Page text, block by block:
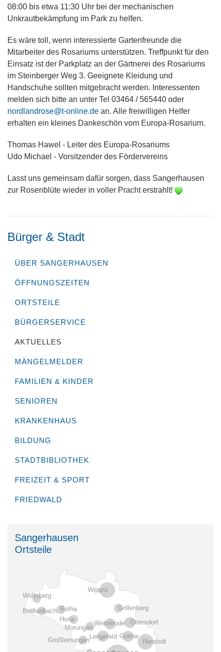
08:00 bis etwa 11:30 Uhr bei der mechanischen
Unkrautbekämpfung im Park zu helfen.
Es wäre toll, wenn interessierte Gartenfreunde die
Mitarbeiter des Rosariums unterstützen. Treffpunkt für den
Einsatz ist der Parkplatz an der Gärtnerei des Rosariums
im Steinberger Weg 3. Geeignete Kleidung und
Handschuhe sollten mitgebracht werden. Interessenten
melden sich bitte an unter Tel 03464 / 565440 oder
nordlandrose@t-online.de an. Alle freiwilligen Helfer
erhalten ein kleines Dankeschön vom Europa-Rosarium.
Thomas Hawel - Leiter des Europa-Rosariums
Udo Michael - Vorsitzender des Fördervereins
Lasst uns gemeinsam dafür sorgen, dass Sangerhausen
zur Rosenblüte wieder in voller Pracht erstrahlt!
Bürger & Stadt
ÜBER SANGERHAUSEN
ÖFFNUNGSZEITEN
ORTSTEILE
BÜRGERSERVICE
AKTUELLES
MÄNGELMELDER
FAMILIEN & KINDER
SENIOREN
KRANKENHAUS
BILDUNG
STADTBIBLIOTHEK
FREIZEIT & SPORT
FRIEDWALD
Sangerhausen
Ortsteile
Riestedt
Gonna
Obersdorf
Grillenberg
Wippra
Wolfsberg
Rotha
Breitenbach
Horla
Morungen
Wettelrode
Lengefeld
Großleinungen